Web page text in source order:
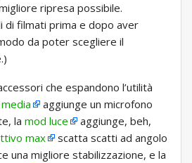
ripresa possibile.
di filmati prima e dopo aver
da poter scegliere il
che espandono l’utilità
aggiunge un microfono
la mod luce
aggiunge, beh,
max
scatta scatti ad angolo
una migliore stabilizzazione, e la